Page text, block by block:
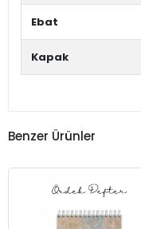
Ebat
Kapak
Benzer Ürünler